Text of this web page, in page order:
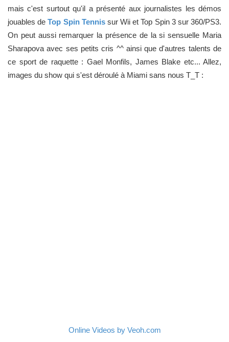
mais c'est surtout qu'il a présenté aux journalistes les démos
jouables deTop Spin Tennissur Wii et Top Spin 3 sur 360/PS3.
On peut aussi remarquer la présence de la si sensuelle Maria
Sharapova avec ses petits cris ^^ ainsi que d'autres talents de
ce sport de raquette : Gael Monfils, James Blake etc... Allez,
images du show qui s'est déroulé à Miami sans nous T_T :
Online Videos by Veoh.com